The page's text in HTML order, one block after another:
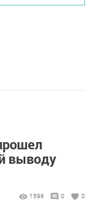
выводу
1596 0 0